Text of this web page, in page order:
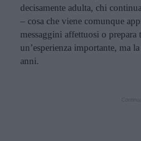
decisamente adulta, chi
– cosa che viene comunque
messaggini affettuosi o
un’esperienza importante, ma la
anni.